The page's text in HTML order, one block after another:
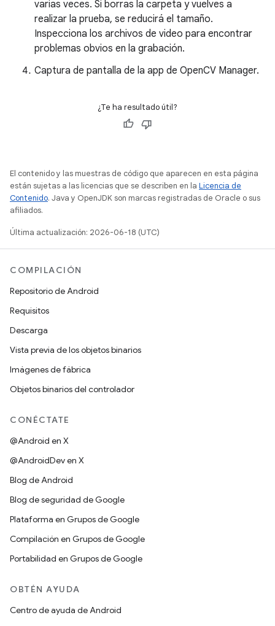
varias veces. Si borras la carpeta y vuelves a
realizar la prueba, se reducirá el tamaño.
Inspecciona los archivos de video para encontrar
problemas obvios en la grabación.
Captura de pantalla de la app de OpenCV Manager.
¿Te ha resultado útil?
El contenido y las muestras de código que aparecen en esta página
están sujetas a las licencias que se describen en la Licencia de
Contenido. Java y OpenJDK son marcas registradas de Oracle o sus
afiliados.
Última actualización: 2026-06-18 (UTC)
COMPILACIÓN
Repositorio de Android
Requisitos
Descarga
Vista previa de los objetos binarios
Imágenes de fábrica
Objetos binarios del controlador
CONÉCTATE
@Android en X
@AndroidDev en X
Blog de Android
Blog de seguridad de Google
Plataforma en Grupos de Google
Compilación en Grupos de Google
Portabilidad en Grupos de Google
OBTÉN AYUDA
Centro de ayuda de Android